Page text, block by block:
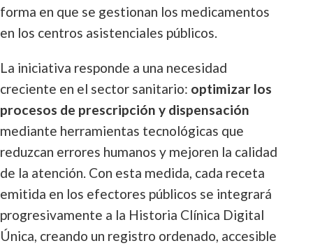
forma en que se gestionan los medicamentos
en los centros asistenciales públicos.
La iniciativa responde a una necesidad
creciente en el sector sanitario: optimizar los
procesos de prescripción y dispensación
mediante herramientas tecnológicas que
reduzcan errores humanos y mejoren la calidad
de la atención. Con esta medida, cada receta
emitida en los efectores públicos se integrará
progresivamente a la Historia Clínica Digital
Única, creando un registro ordenado, accesible